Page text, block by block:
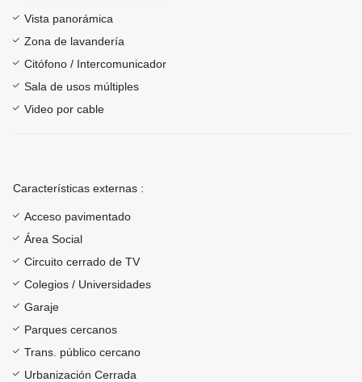
Vista panorámica
Zona de lavandería
Citófono / Intercomunicador
Sala de usos múltiples
Video por cable
Características externas :
Acceso pavimentado
Área Social
Circuito cerrado de TV
Colegios / Universidades
Garaje
Parques cercanos
Trans. público cercano
Urbanización Cerrada